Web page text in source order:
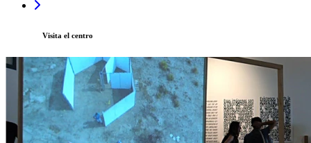
Visita el centro